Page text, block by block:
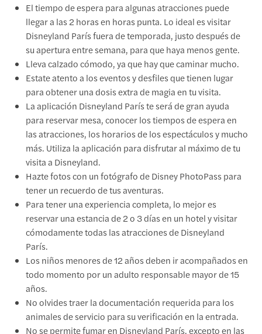
El tiempo de espera para algunas atracciones puede
llegar a las 2 horas en horas punta. Lo ideal es visitar
Disneyland París fuera de temporada, justo después de
su apertura entre semana, para que haya menos gente.
Lleva calzado cómodo, ya que hay que caminar mucho.
Estate atento a los eventos y desfiles que tienen lugar
para obtener una dosis extra de magia en tu visita.
La aplicación Disneyland París te será de gran ayuda
para reservar mesa, conocer los tiempos de espera en
las atracciones, los horarios de los espectáculos y mucho
más. Utiliza la aplicación para disfrutar al máximo de tu
visita a Disneyland.
Hazte fotos con un fotógrafo de Disney PhotoPass para
tener un recuerdo de tus aventuras.
Para tener una experiencia completa, lo mejor es
reservar una estancia de 2 o 3 días en un hotel y visitar
cómodamente todas las atracciones de Disneyland
París.
Los niños menores de 12 años deben ir acompañados en
todo momento por un adulto responsable mayor de 15
años.
No olvides traer la documentación requerida para los
animales de servicio para su verificación en la entrada.
No se permite fumar en Disneyland París, excepto en las